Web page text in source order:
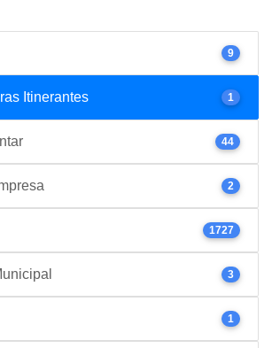
9
Itinerantes 1
44
2
1727
3
1